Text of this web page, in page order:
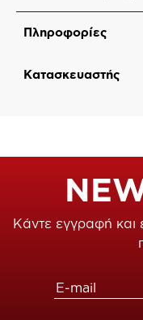
Πληροφορίες
Κατασκευαστής
Κάντε εγγραφή και